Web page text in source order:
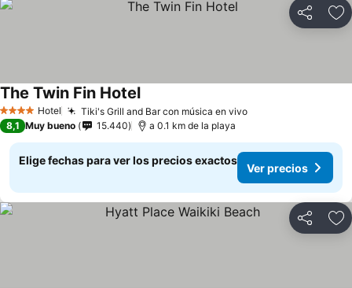
Compartir
4 EstrellasHotel Tiki's Grill and Bar con música en vivo
The Twin Fin Hotel
8,1 Muy bueno 15.440 a 0.1 km de la playa
Elige fechas para ver los precios exactos
Ver precios
Compartir